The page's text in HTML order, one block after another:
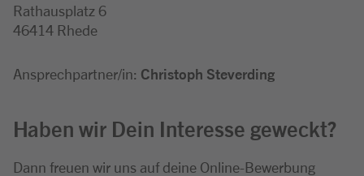
Rathausplatz 6
46414 Rhede
Ansprechpartner/in: Christoph Steverding
Haben wir Dein Interesse geweckt?
Dann freuen wir uns auf deine Online-Bewerbung